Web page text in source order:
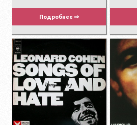
Подробнее ⇒